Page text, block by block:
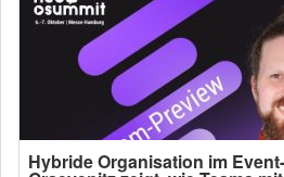
Hybride Organisation im